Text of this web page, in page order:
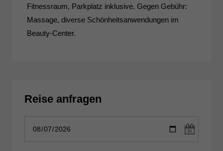
Fitnessraum, Parkplatz inklusive. Gegen Gebühr:
Massage, diverse Schönheitsanwendungen im
Beauty-Center.
Reise anfragen